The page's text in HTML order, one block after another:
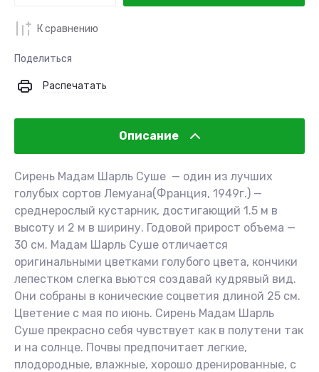
К сравнению
Поделиться
Распечатать
Описание
Сирень Мадам Шарль Суше — один из лучших
голубых сортов Лемуана(Франция, 1949г.) —
среднерослый кустарник, достигающий 1.5 м в
высоту и 2 м в ширину. Годовой прирост объема —
30 см. Мадам Шарль Суше отличается
оригинальными цветками голубого цвета, кончики
лепестком слегка вьются создавай кудрявый вид.
Они собраны в конические соцветия длиной 25 см.
Цветение с мая по июнь. Сирень Мадам Шарль
Суше прекрасно себя чувствует как в полутени так
и на солнце. Почвы предпочитает легкие,
плодородные, влажные, хорошо дренированные, с